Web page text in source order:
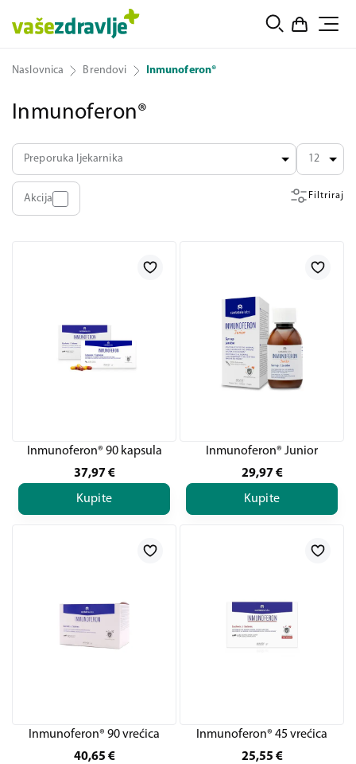
Naslovnica Brendovi Inmunoferon®
Inmunoferon®
Filtriraj
Akcija
Preporuka ljekarnika 12
Inmunoferon® 90 kapsula
37,97 €
Kupite
Inmunoferon® Junior
29,97 €
Kupite
Inmunoferon® 90 vrećica
40,65 €
Inmunoferon® 45 vrećica
25,55 €